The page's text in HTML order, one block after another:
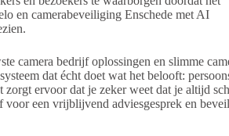
en camerabeveiliging Enschede met AI
camera bedrijf oplossingen en slimme
dat écht doet wat het belooft:
ervoor dat je zeker weet dat je altijd
voor een vrijblijvend adviesgesprek en